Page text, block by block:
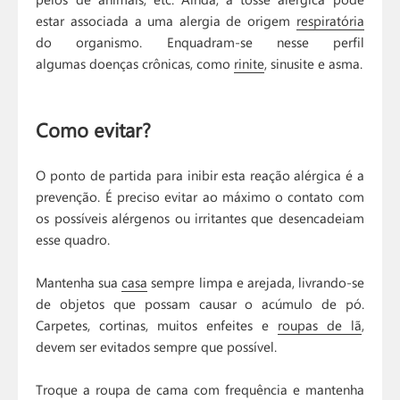
estar associada a uma alergia de origem respiratória
do organismo. Enquadram-se nesse perfil
algumas doenças crônicas, como rinite, sinusite e asma.
Como evitar?
O ponto de partida para inibir esta reação alérgica é a
prevenção. É preciso evitar ao máximo o contato com
os possíveis alérgenos ou irritantes que desencadeiam
esse quadro.
Mantenha suacasa sempre limpa e arejada, livrando-se
de objetos que possam causar o acúmulo de pó.
Carpetes, cortinas, muitos enfeites e roupas de lã,
devem ser evitados sempre que possível.
Troque a roupa de cama com frequência e mantenha